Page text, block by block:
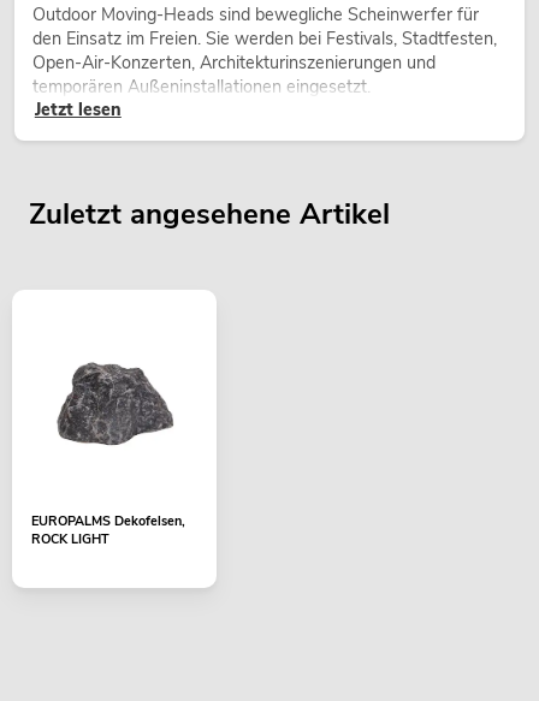
Outdoor Moving-Heads sind bewegliche Scheinwerfer für
den Einsatz im Freien. Sie werden bei Festivals, Stadtfesten,
Open-Air-Konzerten, Architekturinszenierungen und
temporären Außeninstallationen eingesetzt.
Jetzt lesen
Zuletzt angesehene Artikel
EUROPALMS Dekofelsen,
ROCK LIGHT